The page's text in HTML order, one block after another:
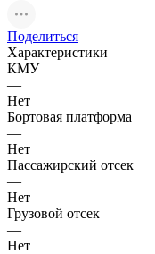
Поделиться
Характеристики
КМУ
—
Нет
Бортовая платформа
—
Нет
Пассажирский отсек
—
Нет
Грузовой отсек
—
Нет